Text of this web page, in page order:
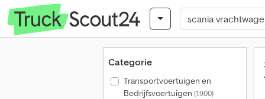
Categorie
Transportvoertuigen en
Bedrijfsvoertuigen (1.900)